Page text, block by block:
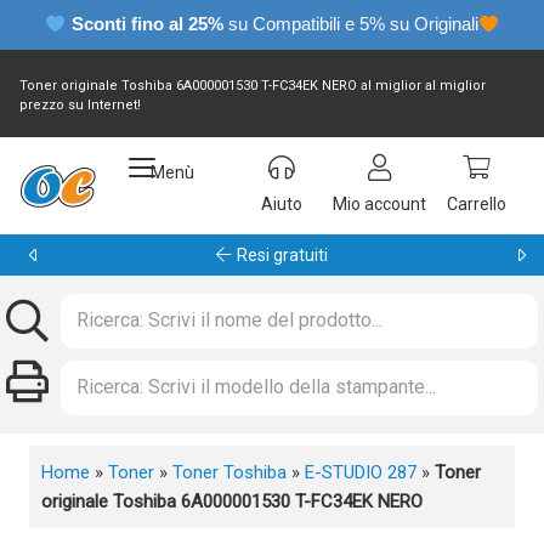
Sconti fino al 25% su Compatibili e 5% su Originali
Toner originale Toshiba 6A000001530 T-FC34EK NERO al miglior al miglior
prezzo su Internet!
Menù
Aiuto
Mio account Carrello
Garanzia 24 mesi
Home » Toner » Toner Toshiba » E-STUDIO 287 » Toner
originale Toshiba 6A000001530 T-FC34EK NERO